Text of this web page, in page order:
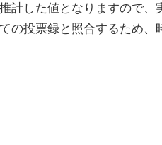
した値となりますので、
の投票録と照合するため